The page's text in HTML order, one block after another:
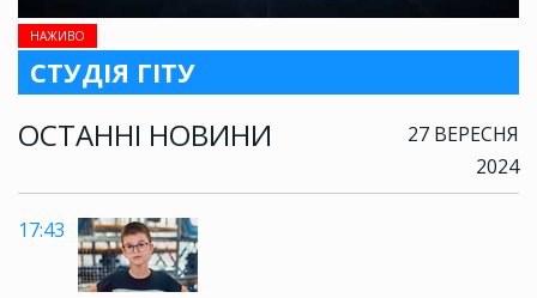
НАЖИВО
СТУДІЯ ГІТУ
ОСТАННІ НОВИНИ
27 ВЕРЕСНЯ
2024
17:43